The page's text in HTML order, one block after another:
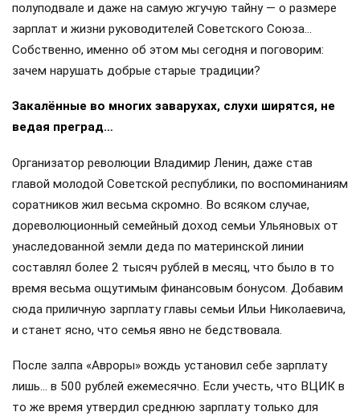
полуподвале и даже на самую жгучую тайну — о размере
зарплат и жизни руководителей Советского Союза…
Собственно, именно об этом мы сегодня и поговорим:
зачем нарушать добрые старые традиции?
Закалённые во многих заварухах, слухи ширятся, не
ведая преград…
Организатор революции Владимир Ленин, даже став
главой молодой Советской республики, по воспоминаниям
соратников жил весьма скромно. Во всяком случае,
дореволюционный семейный доход семьи Ульяновых от
унаследованной земли деда по материнской линии
составлял более 2 тысяч рублей в месяц, что было в то
время весьма ощутимым финансовым бонусом. Добавим
сюда приличную зарплату главы семьи Ильи Николаевича,
и станет ясно, что семья явно не бедствовала.
После залпа «Авроры» вождь установил себе зарплату
лишь… в 500 рублей ежемесячно. Если учесть, что ВЦИК в
то же время утвердил среднюю зарплату только для